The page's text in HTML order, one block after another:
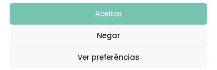
Aceitar
Negar
Ver preferências